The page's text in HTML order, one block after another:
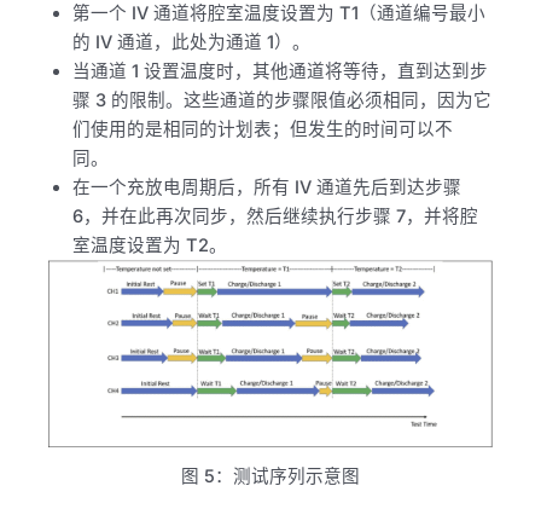
第一个 IV 通道将腔室温度设置为 T1（通道编号最小
的 IV 通道，此处为通道 1）。
当通道 1 设置温度时，其他通道将等待，直到达到步
骤 3 的限制。这些通道的步骤限值必须相同，因为它
们使用的是相同的计划表；但发生的时间可以不
同。
在一个充放电周期后，所有 IV 通道先后到达步骤
6，并在此再次同步，然后继续执行步骤 7，并将腔
室温度设置为 T2。
图 5：测试序列示意图